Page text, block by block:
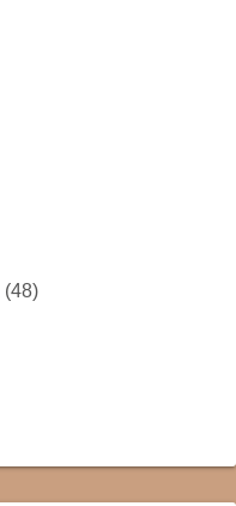
(48)